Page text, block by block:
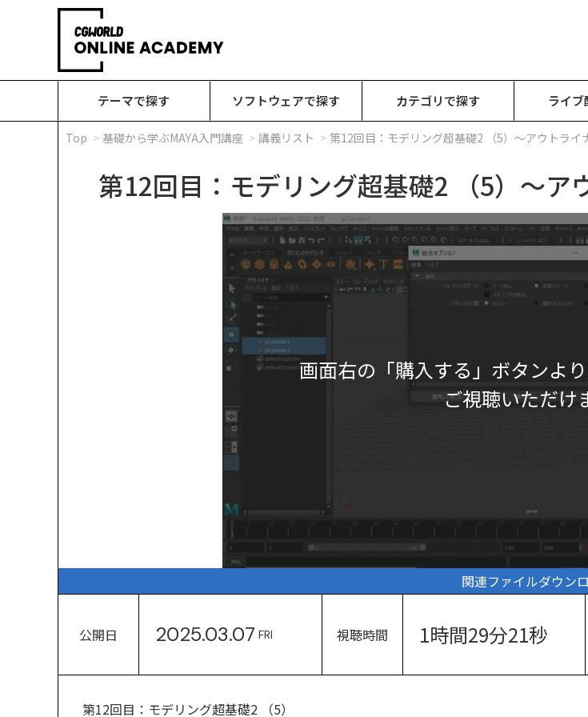
テーマで探す ソフトウェアで探す カテゴリで探す ライブ
Top 基礎から学ぶMAYA入門講座 講義リスト 第12回目：モデリング超基礎2 （5）～アウトライ
第12回目：モデリング超基礎2 （5）～ア
画面右の「購入する」ボタンよ
ご視聴いただけ
関連ファイルダウン
公開日 2025.03.07 FRI 視聴時間 1時間29分21秒
第12回目：モデリング超基礎2 （5）